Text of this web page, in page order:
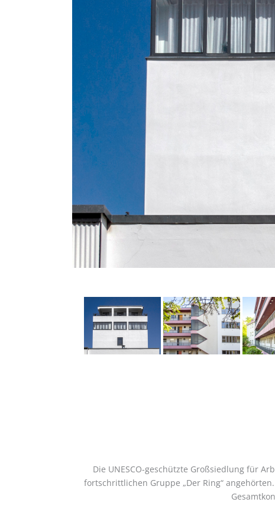
Die UNESCO-geschützte Großsiedlung für
fortschrittlichen Gruppe „Der Ring“